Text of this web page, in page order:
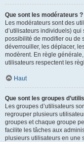
Que sont les modérateurs ?
Les modérateurs sont des
d’utilisateurs individuels)
possibilité de modifier ou de
déverrouiller, les déplacer,
modèrent. En règle
utilisateurs respectent les
Haut
Que sont les groupes
Les groupes d’utilisateurs
regrouper plusieurs
groupes et chaque groupe
facilite les tâches aux
plusieurs utilisateurs en une